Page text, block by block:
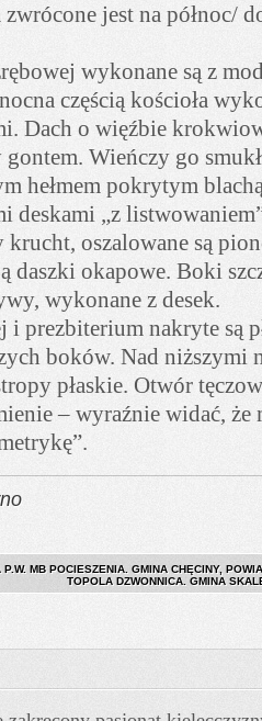
jest na północ/
wykonane są z
częścią kościoła
Dach o więźbie
Wieńczy go
hełmem pokrytym
deskami „z
krucht, oszalowane są
daszki okapowe. Boki
wykonane z desek.
i prezbiterium nakryte są
boków. Nad niższymi
płaskie. Otwór
– wyraźnie widać, że
MB POCIESZENIA. GMINA CHĘCINY,
TOPOLA DZWONNICA. GMINA